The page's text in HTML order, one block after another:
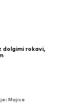
dolgimi rokavi,
Majice